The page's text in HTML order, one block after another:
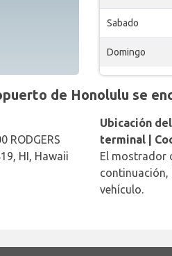
Sabado
Domingo
de Honolulu se
RODGERS
HI, Hawaii
Ubicación
terminal |
El mostrador
continuación,
vehículo.